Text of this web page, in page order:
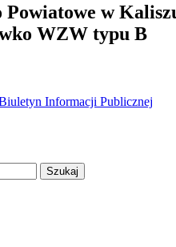
Powiatowe w
WZW typu B
Informacji Publicznej
Szukaj